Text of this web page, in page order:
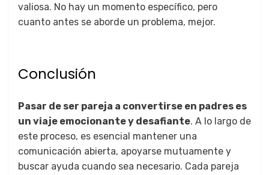
valiosa. No hay un momento específico, pero
cuanto antes se aborde un problema, mejor.
Conclusión
Pasar de ser pareja a convertirse en padres es
un viaje emocionante y desafiante. A lo largo de
este proceso, es esencial mantener una
comunicación abierta, apoyarse mutuamente y
buscar ayuda cuando sea necesario. Cada pareja